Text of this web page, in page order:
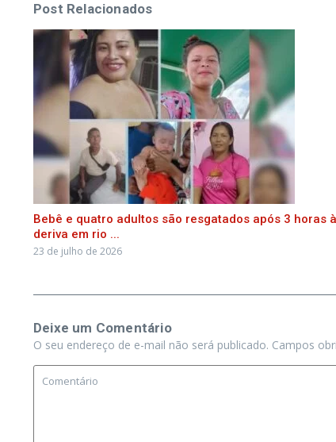
Post Relacionados
Bebê e quatro adultos são resgatados após 3 horas à
deriva em rio ...
23 de julho de 2026
Deixe um Comentário
O seu endereço de e-mail não será publicado. Campos